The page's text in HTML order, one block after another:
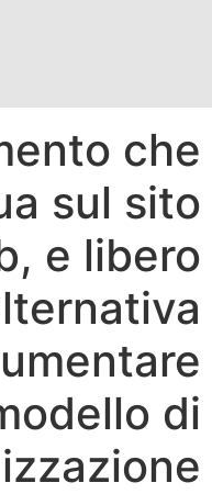
che
sul sito
e libero
di